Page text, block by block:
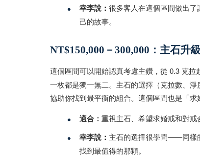
• 幸李說： 很多客人在這個區間做出
己的故事。
NT$150,000－300,000：主石升
這個區間可以開始認真考慮主鑽，從 0.3 克拉
一枚都是獨一無二。主石的選擇（克拉數、
協助你找到最平衡的組合。這個區間也是「求
• 適合： 重視主石、希望求婚戒和對
• 幸李說： 主石的選擇很學問——同樣
找到最值得的那顆。